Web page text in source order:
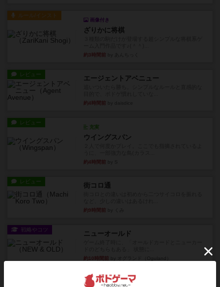
ルール/インスト
画像付き
ざりかに将棋
約3時間前
レビュー エージェントアベニュー
約4時間前
レビュー
充実
ウイングスパン
約4時間前
レビュー 街コロ通
約9時間前
戦略やコツ ニューオールド
約10時間前
ニューオールド